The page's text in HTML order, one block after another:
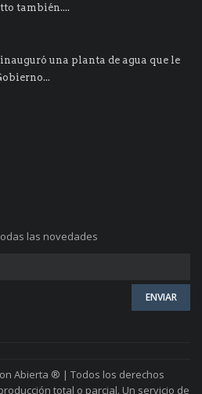
también....
una planta de agua que le
las novedades
Abierta ® | Todos los derechos
total o parcial. Un servicio de